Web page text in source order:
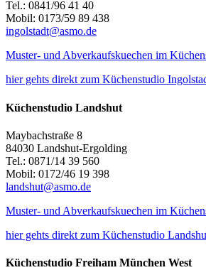
Tel.: 0841/96 41 40
Mobil: 0173/59 89 438
ingolstadt@asmo.de
Muster- und Abverkaufskuechen im
hier gehts direkt zum Küchenstudio
Küchenstudio Landshut
Maybachstraße 8
84030 Landshut-Ergolding
Tel.: 0871/14 39 560
Mobil: 0172/46 19 398
landshut@asmo.de
Muster- und Abverkaufskuechen im
hier gehts direkt zum Küchenstudio
Küchenstudio Freiham München West